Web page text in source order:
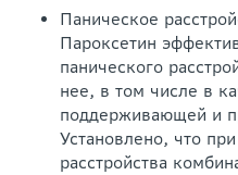
Паническое
Пароксетин
панического
нее, в том числе в
поддерживающей и
Установлено, что
расстройства